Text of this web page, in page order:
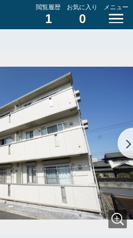
閲覧履歴
1
お気に入り
0
メニュー